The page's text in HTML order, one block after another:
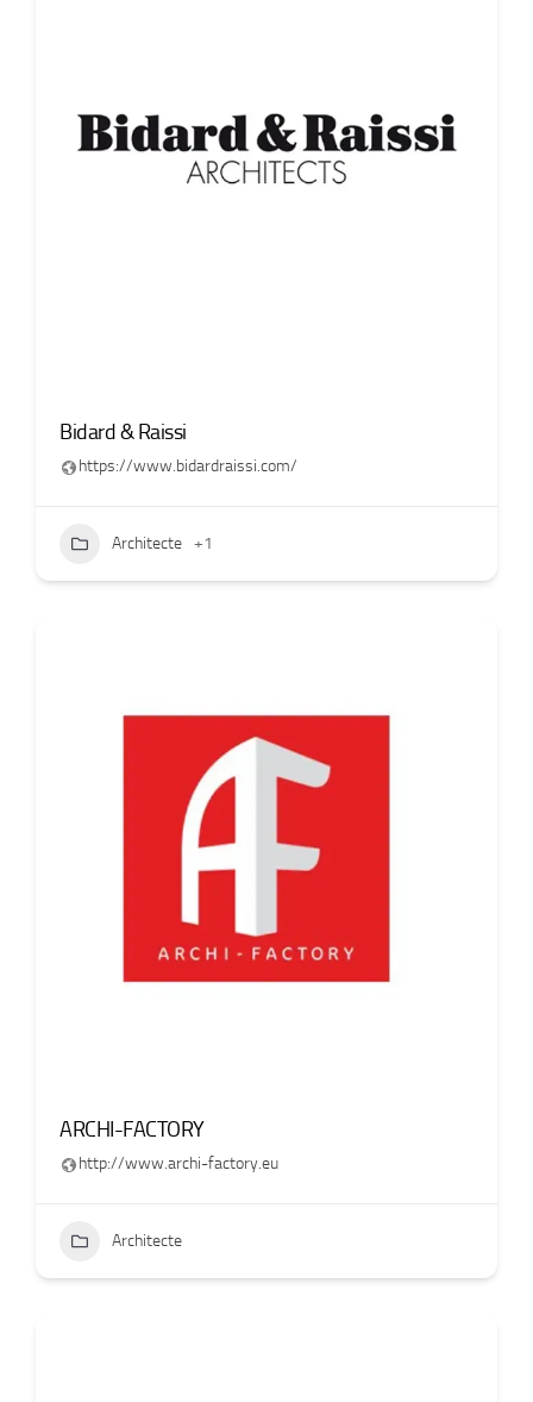
Bidard & Raissi
https://www.bidardraissi.com/
Architecte +1
ARCHI-FACTORY
http://www.archi-factory.eu
Architecte